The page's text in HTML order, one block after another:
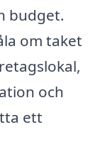
budget.
om taket
och
ett